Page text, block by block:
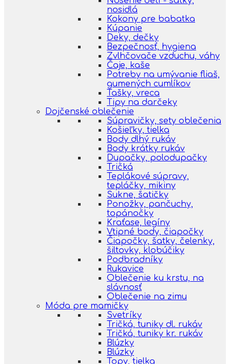
nosidlá
Kokony pre babatka
Kúpanie
Deky, dečky
Bezpečnosť, hygiena
Zvlhčovače vzduchu, váhy
Čaje, kaše
Potreby na umývanie fliaš,
gumených cumlíkov
Tašky, vreca
Tipy na darčeky
Dojčenské oblečenie
Súpravičky, sety oblečenia
Košieľky, tielka
Body dlhý rukáv
Body krátky rukáv
Dupačky, polodupačky
Tričká
Teplákové súpravy,
tepláčky, mikiny
Sukne, šatičky
Ponožky, pančuchy,
topánočky
Kraťase, legíny
Vtipné body, čiapočky
Čiapočky, šatky, čelenky,
šiltovky, klobúčiky
Podbradníky
Rukavice
Oblečenie ku krstu, na
slávnosť
Oblečenie na zimu
Móda pre mamičky
Svetríky
Tričká, tuniky dl. rukáv
Tričká, tuniky kr. rukáv
Blúzky
Blúzky
Topy, tielka